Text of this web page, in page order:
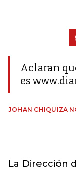
Aclaran
es
JOHAN CHIQUIZA
La Dirección